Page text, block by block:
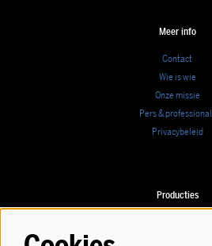
Meer info
Contact
Wie is wie
Onze missie
Pers &
Privacybeleid
Producties